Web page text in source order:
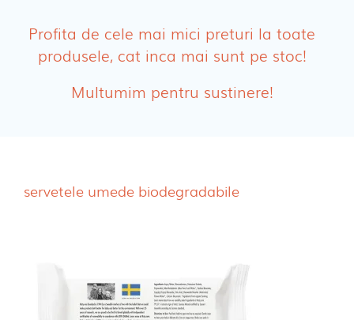
Absorbante Post-Natale
Absorbante Incontinenta Urinara
Profita de cele mai mici preturi la toate
produsele, cat inca mai sunt pe stoc!
Multumim pentru sustinere!
servetele umede biodegradabile